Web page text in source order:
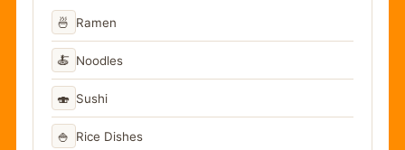
🍜 Ramen
🍝 Noodles
🍣 Sushi
🍚 Rice Dishes